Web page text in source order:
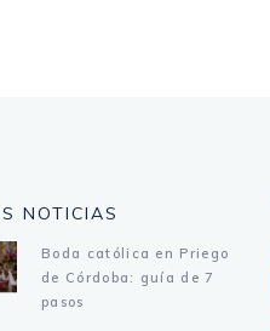
NOTICIAS
Boda católica en Priego
de Córdoba: guía de 7
pasos